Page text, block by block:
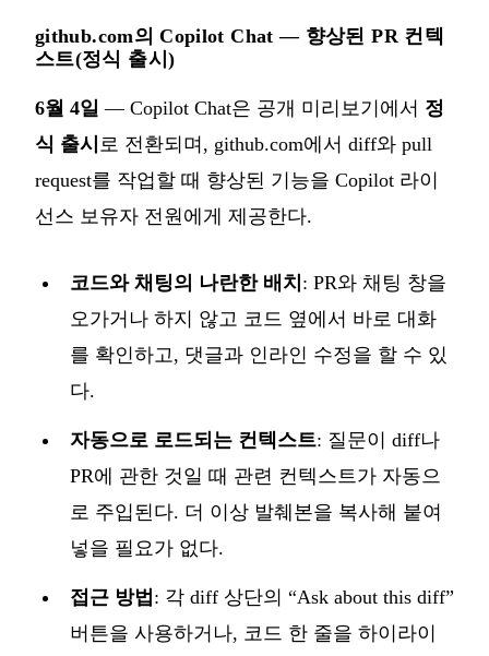
github.com의 Copilot Chat — 향상된 PR 컨텍
스트(정식 출시)
6월 4일 — Copilot Chat은 공개 미리보기에서 정
식 출시 로 전환되며, github.com에서 diff와 pull
request를 작업할 때 향상된 기능을 Copilot 라이
선스 보유자 전원에게 제공한다.
코드와 채팅의 나란한 배치 : PR와 채팅 창을
오가거나 하지 않고 코드 옆에서 바로 대화
를 확인하고, 댓글과 인라인 수정을 할 수 있
다.
자동으로 로드되는 컨텍스트: 질문이 diff나
PR에 관한 것일 때 관련 컨텍스트가 자동으
로 주입된다. 더 이상 발췌본을 복사해 붙여
넣을 필요가 없다.
접근 방법 : 각 diff 상단의 “Ask about this diff”
버튼을 사용하거나, 코드 한 줄을 하이라이